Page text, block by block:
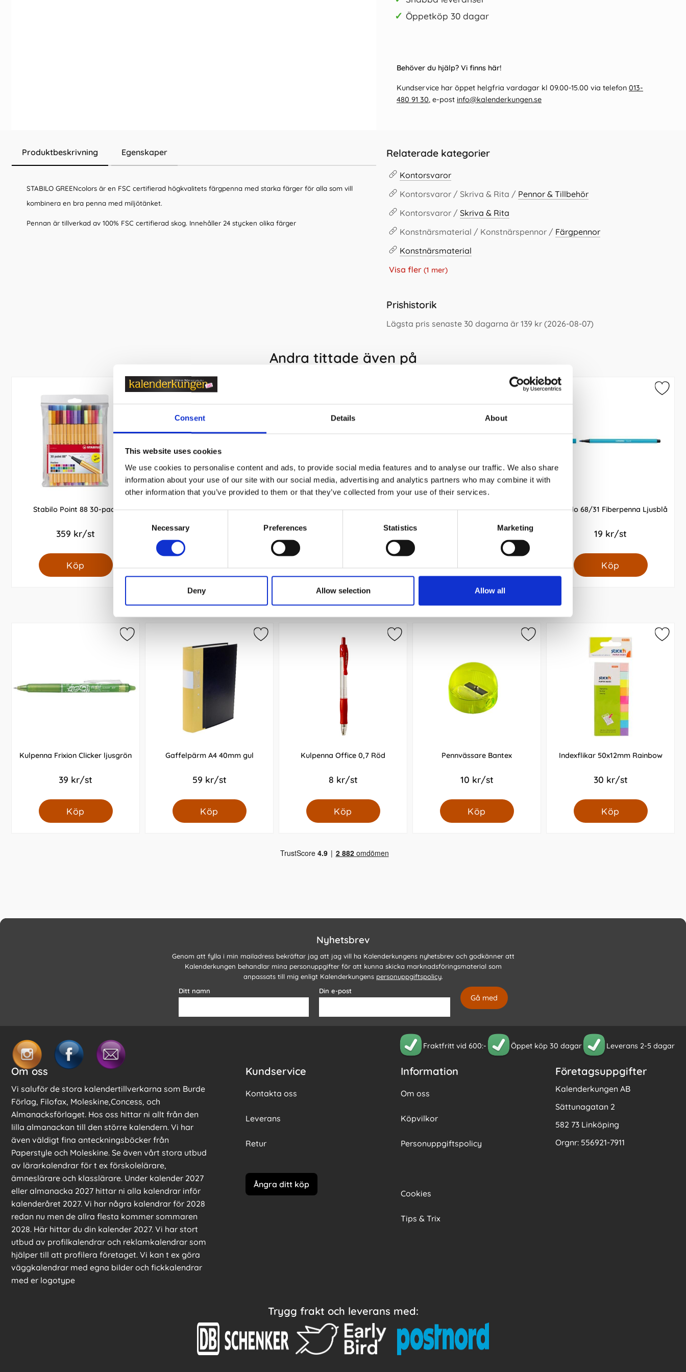
Consent Details About
This website uses cookies
We use cookies to personalise content and ads, to provide social media features and to analyse our traffic. We also share
information about your use of our site with our social media, advertising and analytics partners who may combine it with
other information that you’ve provided to them or that they’ve collected from your use of their services.
Necessary Preferences Statistics Marketing
Deny Allow selection Allow all
✓ Öppetköp 30 dagar
Behöver du hjälp? Vi finns här!
Kundservice har öppet helgfria vardagar kl 09.00-15.00 via telefon 013-
480 91 30, e-post info@kalenderkungen.se
Produktbeskrivning Egenskaper
STABILO GREENcolors är en FSC certifierad högkvalitets färgpenna med starka färger för alla som vill
kombinera en bra penna med miljötänket.
Pennan är tillverkad av 100% FSC certifierad skog. Innehåller 24 stycken olika färger
Relaterade kategorier
Kontorsvaror
Kontorsvaror / Skriva & Rita / Pennor & Tillbehör
Kontorsvaror / Skriva & Rita
Konstnärsmaterial / Konstnärspennor / Färgpennor
Konstnärsmaterial
Visa fler (1 mer)
Prishistorik
Lägsta pris senaste 30 dagarna är 139 kr (2026-08-07)
Andra tittade även på
Stabilo Point 88 30-pack
359 kr/st
Köp
Stabilo Trio Fiberpenna 12-pack
Köp
Stabilo 68/29 Fiberpenna Rosa
Köp
Stabilo Point 88 40-pack
Köp
Stabilo 68/31 Fiberpenna Ljusblå
19 kr/st
Köp
Andra köpte även
Kulpenna Frixion Clicker ljusgrön
39 kr/st
Köp
Gaffelpärm A4 40mm gul
59 kr/st
Köp
Kulpenna Office 0,7 Röd
8 kr/st
Köp
Pennvässare Bantex
10 kr/st
Köp
Indexflikar 50x12mm Rainbow
30 kr/st
Köp
Nyhetsbrev
Genom att fylla i min mailadress bekräftar jag att jag vill ha Kalenderkungens nyhetsbrev och godkänner att
Kalenderkungen behandlar mina personuppgifter för att kunna skicka marknadsföringsmaterial som
anpassats till mig enligt Kalenderkungens personuppgiftspolicy.
Ditt namn
Din e-post
Fraktfritt vid 600:- Öppet köp 30 dagar Leverans 2-5 dagar
Om oss
Vi saluför de stora kalendertillverkarna som Burde
Förlag, Filofax, Moleskine,Concess, och
Almanacksförlaget. Hos oss hittar ni allt från den
lilla almanackan till den större kalendern. Vi har
även väldigt fina anteckningsböcker från
Paperstyle och Moleskine. Se även vårt stora utbud
av lärarkalendrar för t ex förskolelärare,
ämneslärare och klasslärare. Under kalender 2027
eller almanacka 2027 hittar ni alla kalendrar inför
kalenderåret 2027. Vi har några kalendrar för 2028
redan nu men de allra flesta kommer sommaren
2028. Här hittar du din kalender 2027. Vi har stort
utbud av profilkalendrar och reklamkalendrar som
hjälper till att profilera företaget. Vi kan t ex göra
väggkalendrar med egna bilder och fickkalendrar
med er logotype
Kundservice
Kontakta oss
Leverans
Retur
Ångra ditt köp
Information
Om oss
Köpvilkor
Personuppgiftspolicy
Cookies
Tips & Trix
Företagsuppgifter
Kalenderkungen AB
Sättunagatan 2
582 73 Linköping
Orgnr: 556921-7911
Trygg frakt och leverans med: